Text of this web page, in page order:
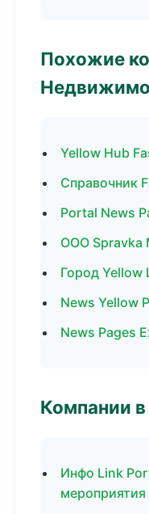
Похожие
Yellow Hub
Справочник
Portal News
ООО Spravka
Город Yellow
News Yellow
News Pages
Компании
Инфо Link
мероприятия